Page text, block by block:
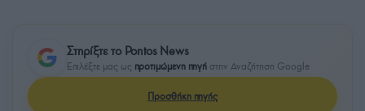
Στηρίξτε το Pontos News
Επιλέξτε μας ως προτιμώμενη πηγή στην Αναζήτηση Google
Προσθήκη πηγής